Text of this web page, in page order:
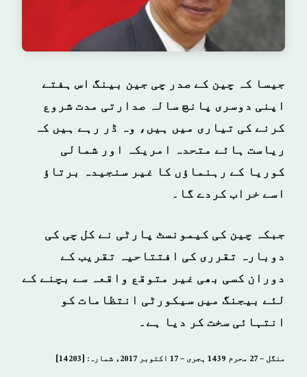
جیسا کہ چین کے صدر چی جین بینگ اس ہفتے
اپنی دوسری پانچ سالہ صدارتی مدت شروع
کرنے کی تیاری میں ہیں، وہ ڈر رہے ہیں کہ
ریاست ہائے متحدہ امریکہ اور شمالی
کوریا کے رہنماؤں کا غیر سنجیدہ برتاؤ
اسے خراب کردے گا۔
جبکہ چین کی کیمونسٹ پارٹی نے کل چی کی
دوبارہ تقرری کی افتتاحیہ تقریب کے
دوران کسی بھی غیر متوقع واقعہ سے بچنے کے
لئے بیجنگ میں سیکورٹی انتظامات کو
انتہائی سخت کر دیا ہے۔
منگل – 27 محرم 1439 ہجری – 17 اكتوبر 2017ء شمارہ: [14203]